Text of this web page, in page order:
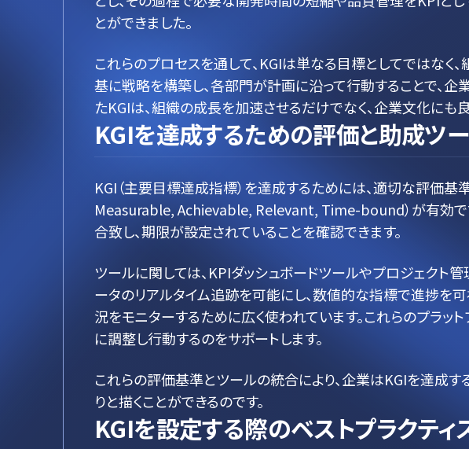
とができました。
これらのプロセスを通して、KGIは単なる目標としてではな
基に戦略を構築し、各部門が計画に沿って行動することで、
たKGIは、組織の成長を加速させるだけでなく、企業文化にも
KGIを達成するための評価と助成ツ
KGI（主要目標達成指標）を達成するためには、適切な評価基
Measurable, Achievable, Relevant, Time-bound）が有効で
合致し、期限が設定されていることを確認できます。
ツールに関しては、KPIダッシュボードツールやプロジェクト
ータのリアルタイム追跡を可能にし、数値的な指標で進捗を
況をモニターするために広く使われています。これらのプラ
に調整し行動するのをサポートします。
これらの評価基準とツールの統合により、企業はKGIを達成
りと描くことができるのです。
KGIを設定する際のベストプラクティ